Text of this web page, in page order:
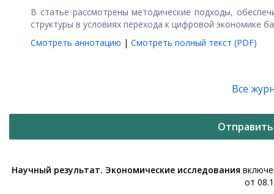
В статье рассмотрены методические подходы,
структуры в условиях перехода к цифровой экономике
Смотреть аннотацию | Смотреть полный текст (PDF)
Все
Научный результат. Экономические исследования
от